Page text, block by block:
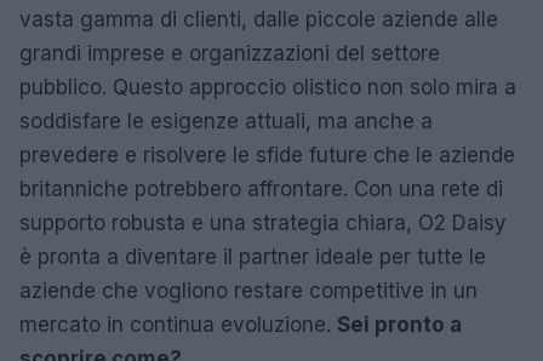
vasta gamma di clienti, dalle piccole aziende alle
grandi imprese e organizzazioni del settore
pubblico. Questo approccio olistico non solo mira a
soddisfare le esigenze attuali, ma anche a
prevedere e risolvere le sfide future che le aziende
britanniche potrebbero affrontare. Con una rete di
supporto robusta e una strategia chiara, O2 Daisy
è pronta a diventare il partner ideale per tutte le
aziende che vogliono restare competitive in un
mercato in continua evoluzione. Sei pronto a